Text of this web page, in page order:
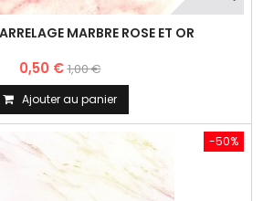
MARBRE ROSE ET OR
0,50 €1,00 €
Ajouter au panier
-50%